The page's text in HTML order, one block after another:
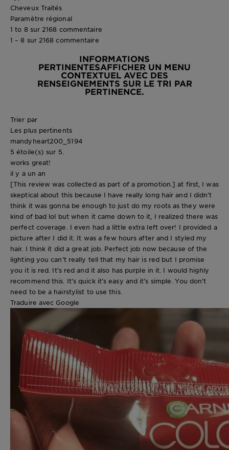
Cheveux Traités
Paramètre régional
1 to 8 sur 2168 commentaire
1 – 8 sur 2168 commentaire
INFORMATIONS
PERTINENTESAFFICHER UN MENU
CONTEXTUEL AVEC DES
RENSEIGNEMENTS SUR LE TRI PAR
PERTINENCE.
Trier par
Les plus pertinents
mandyheart200_5194
5 étoile(s) sur 5.
works great!
il y a un an
[This review was collected as part of a promotion.] at first, I was
skeptical about this because I have really long hair and I didn’t
think it was gonna be enough to just do my roots as they were
kind of bad lol but when it came down to it, I realized there was
perfect coverage. I even had a little extra left over! I provided a
picture after I did it. It was a few hours after and I styled my
hair. I think it did a great job. Perfect job now because of the
lighting you can’t really tell that my hair is red but I promise
you it is red. It’s red and it also has purple in it. I would highly
recommend this. It’s quick it’s easy and it’s simple. You don’t
need to be a hairstylist to use this.
Traduire avec Google